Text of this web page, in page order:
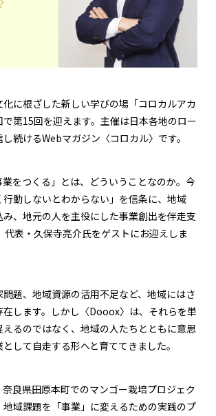
に根ざした新しい学びの場「コロカルアカ
第15回を迎えます。主催は日本各地のロー
続けるWebマガジン〈コロカル〉です。
業をつくる」とは、どういうことなのか。今
動しないとわからない」を信条に、地域
み、地元の人を主役にした事業創出を伴走支
表・久保寺亮介氏をゲストにお迎えしま
題、地域資源の活用不足など、地域にはさ
在します。しかし〈Dooox〉は、それらを単
るのではなく、地域の人たちとともに意思
して自走する形へと育ててきました。
良県田原本町でのマンゴー栽培プロジェク
地域課題を「事業」に変えるための実践のプ